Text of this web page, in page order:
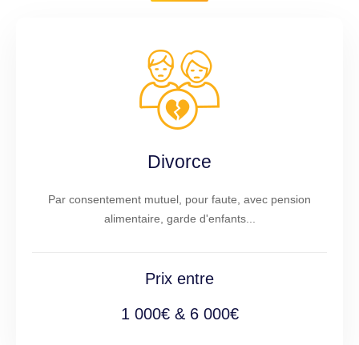
Divorce
Par consentement mutuel, pour faute, avec pension
alimentaire, garde d'enfants...
Prix entre
1 000€ & 6 000€